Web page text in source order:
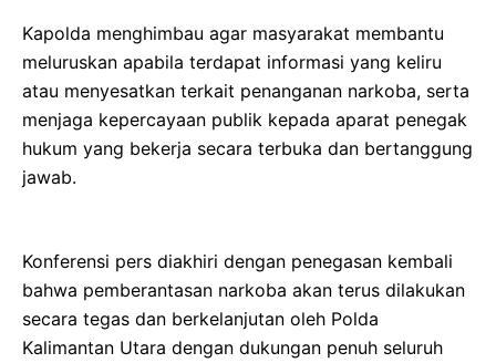
Kapolda menghimbau agar masyarakat membantu
meluruskan apabila terdapat informasi yang keliru
atau menyesatkan terkait penanganan narkoba, serta
menjaga kepercayaan publik kepada aparat penegak
hukum yang bekerja secara terbuka dan bertanggung
jawab.
Konferensi pers diakhiri dengan penegasan kembali
bahwa pemberantasan narkoba akan terus dilakukan
secara tegas dan berkelanjutan oleh Polda
Kalimantan Utara dengan dukungan penuh seluruh